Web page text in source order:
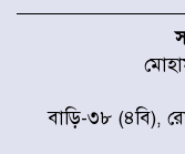
বাড়ি-৩৮ (৪বি),